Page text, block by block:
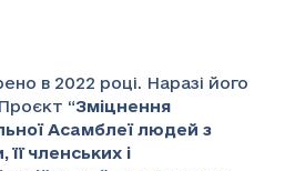
в 2022 році. Наразі його
“Зміцнення
Асамблеї людей з
її членських і